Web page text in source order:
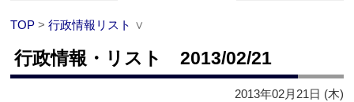
TOP >行政情報リスト ∨
行政情報・リスト 2013/02/21
2013年02月21日 (木)